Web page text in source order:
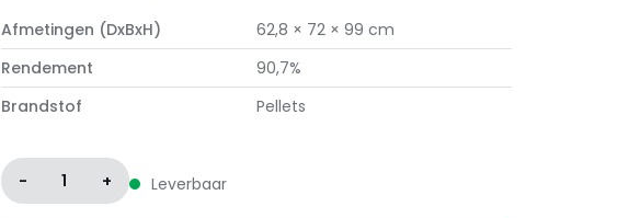
Afmetingen (DxBxH)
62,8 × 72 × 99 cm
Rendement
90,7%
Brandstof
Pellets
- 1 + Leverbaar